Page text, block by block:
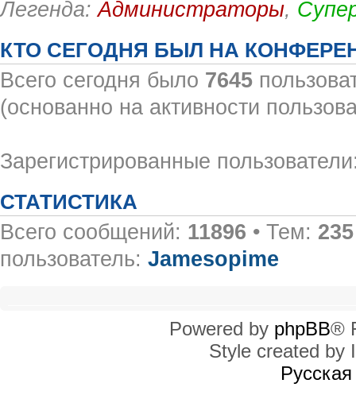
Легенда:Администраторы,
КТО СЕГОДНЯ БЫЛ НА
Всего сегодня было 7645
(основанно на активности
Зарегистрированные
СТАТИСТИКА
Всего сообщений: 11896 • Тем: 235
пользователь: Jamesopime
Powered by phpBB®
Style created by